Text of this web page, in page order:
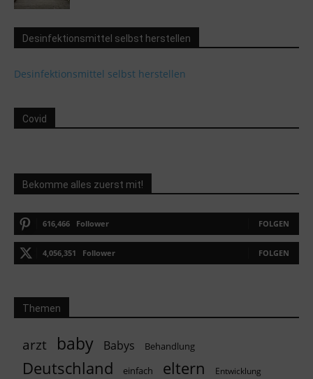
Desinfektionsmittel selbst herstellen
Desinfektionsmittel selbst herstellen
Covid
Bekomme alles zuerst mit!
616,466 Follower FOLGEN
4,056,351 Follower FOLGEN
Themen
arzt baby Babys Behandlung
Deutschland einfach eltern Entwicklung